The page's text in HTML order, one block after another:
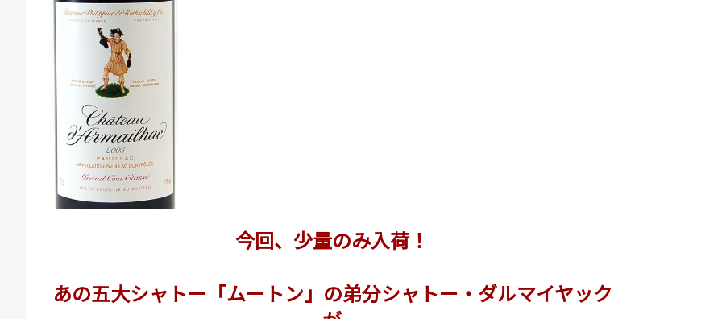
今回、少量のみ入荷！
あの五大シャトー「ムートン」の弟分シャトー・ダルマイヤック